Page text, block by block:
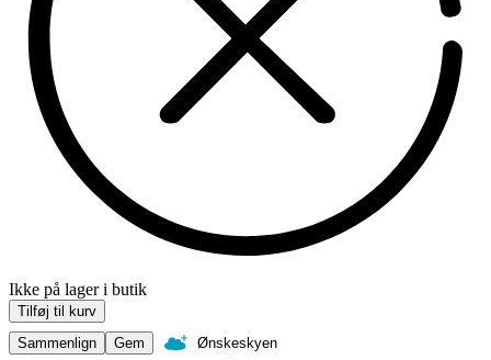
Ikke på lager i butik
Tilføj til kurv
Sammenlign
Gem Ønskeskyen